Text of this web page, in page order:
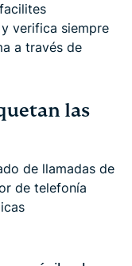
verifica siempre
a través de
las
de llamadas de
de telefonía